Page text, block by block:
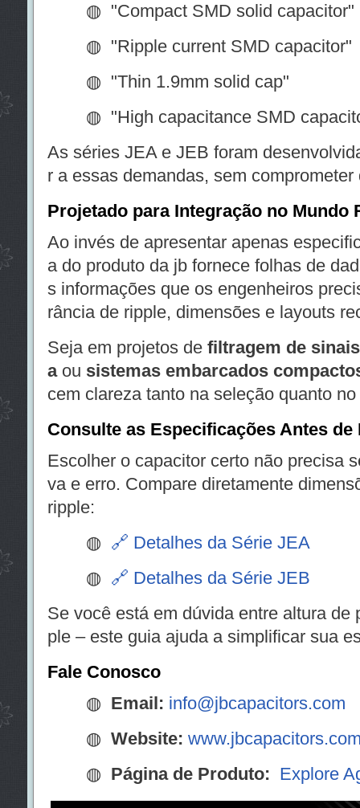
◍ "Compact SMD solid capacitor"
◍ "Ripple current SMD capacitor"
◍ "Thin 1.9mm solid cap"
◍ "High capacitance SMD
As séries JEA e JEB foram
r a essas demandas, sem
Projetado para Integração no Mundo
Ao invés de apresentar apenas
a do produto da jb fornece folhas de
s informações que os engenheiros
rância de ripple, dimensões e layouts
Seja em projetos de filtragem de sinais
aou sistemas embarcados
cem clareza tanto na seleção quanto
Consulte as Especificações Antes de
Escolher o capacitor certo não precisa
va e erro. Compare diretamente
ripple:
◍ 🔗 Detalhes da Série JEA
◍ 🔗 Detalhes da Série JEB
Se você está em dúvida entre altura de
ple – este guia ajuda a simplificar sua
Fale Conosco
◍ Email: info@jbcapacitors.com
◍ Website:
◍ Página de Produto: Explore